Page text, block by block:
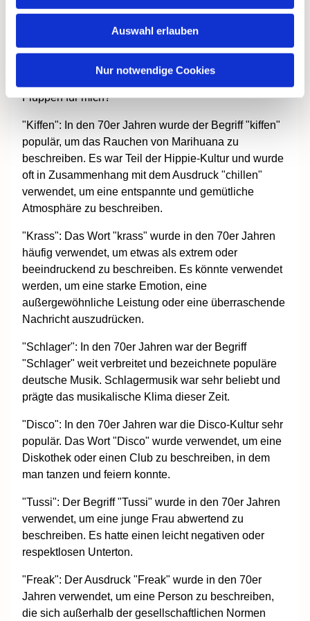
Auswahl erlauben
Nur notwendige Cookies
"Fluppen": "Fluppen" war ein umgangssprachlicher
Ausdruck für Zigaretten. Es wurde oft von
Jugendlichen verwendet, um über das Rauchen zu
Fluppen für mich?"
"Kiffen": In den 70er Jahren wurde der Begriff "kiffen"
populär, um das Rauchen von Marihuana zu
beschreiben. Es war Teil der Hippie-Kultur und wurde
oft in Zusammenhang mit dem Ausdruck "chillen"
verwendet, um eine entspannte und gemütliche
Atmosphäre zu beschreiben.
"Krass": Das Wort "krass" wurde in den 70er Jahren
häufig verwendet, um etwas als extrem oder
beeindruckend zu beschreiben. Es könnte verwendet
werden, um eine starke Emotion, eine
außergewöhnliche Leistung oder eine überraschende
Nachricht auszudrücken.
"Schlager": In den 70er Jahren war der Begriff
"Schlager" weit verbreitet und bezeichnete populäre
deutsche Musik. Schlagermusik war sehr beliebt und
prägte das musikalische Klima dieser Zeit.
"Disco": In den 70er Jahren war die Disco-Kultur sehr
populär. Das Wort "Disco" wurde verwendet, um eine
Diskothek oder einen Club zu beschreiben, in dem
man tanzen und feiern konnte.
"Tussi": Der Begriff "Tussi" wurde in den 70er Jahren
verwendet, um eine junge Frau abwertend zu
beschreiben. Es hatte einen leicht negativen oder
respektlosen Unterton.
"Freak": Der Ausdruck "Freak" wurde in den 70er
Jahren verwendet, um eine Person zu beschreiben,
die sich außerhalb der gesellschaftlichen Normen